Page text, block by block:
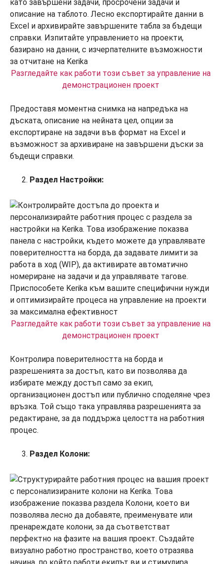
Разгледайте как работи този съвет за управление на
демонстрационен проект
Предоставя моментна снимка на напредъка на
дъската, описание на нейната цел, опции за
експортиране на задачи във формат на Excel и
възможност за архивиране на завършени дъски за
бъдещи справки.
Раздел Настройки:
Разгледайте как работи този съвет за управление на
демонстрационен проект
Контролира поверителността на борда и
разрешенията за достъп, като ви позволява да
избирате между достъп само за екип,
организационен достъп или публично споделяне чрез
връзка. Той също така управлява разрешенията за
редактиране, за да поддържа целостта на работния
процес.
Раздел Колони: